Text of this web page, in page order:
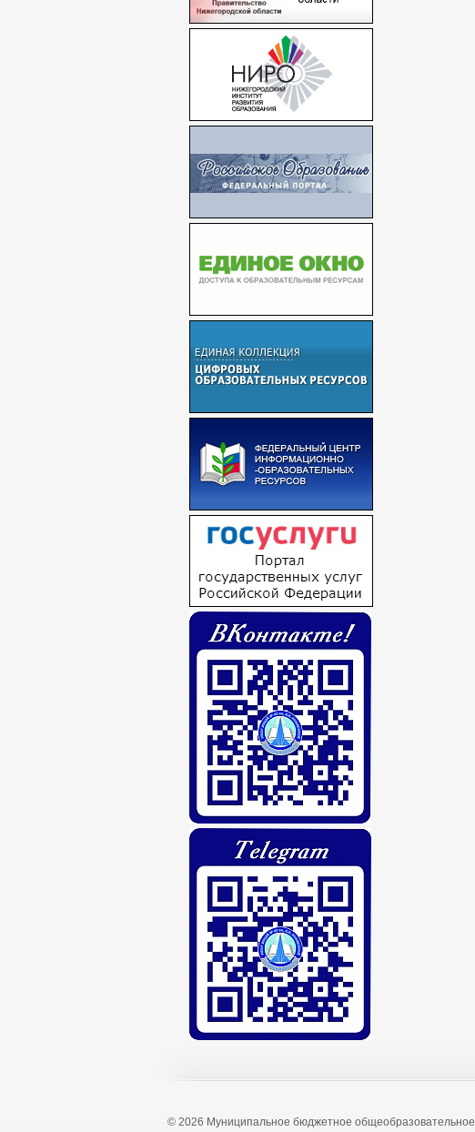
© 2026 Муниципальное бюджетное общеобразовательное